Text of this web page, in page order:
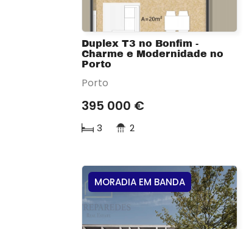
Duplex T3 no Bonfim -
Charme e Modernidade no
Porto
Porto
395 000 €
3 2
MORADIA EM BANDA